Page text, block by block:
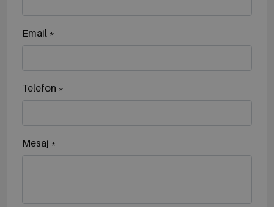
Email *
Telefon *
Mesaj *